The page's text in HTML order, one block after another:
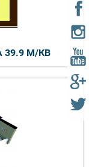
39.9 М/КВ